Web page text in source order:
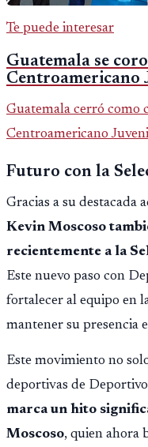
Te puede interesar
Guatemala se
Centroamericano
Guatemala cerró como
Centroamericano
Futuro con la
Gracias a su destacada
Kevin Moscoso
recientemente a la
Este nuevo paso con
fortalecer al equipo en
mantener su presencia
Este movimiento no
deportivas de
marca un hito
Moscoso, quien ahora